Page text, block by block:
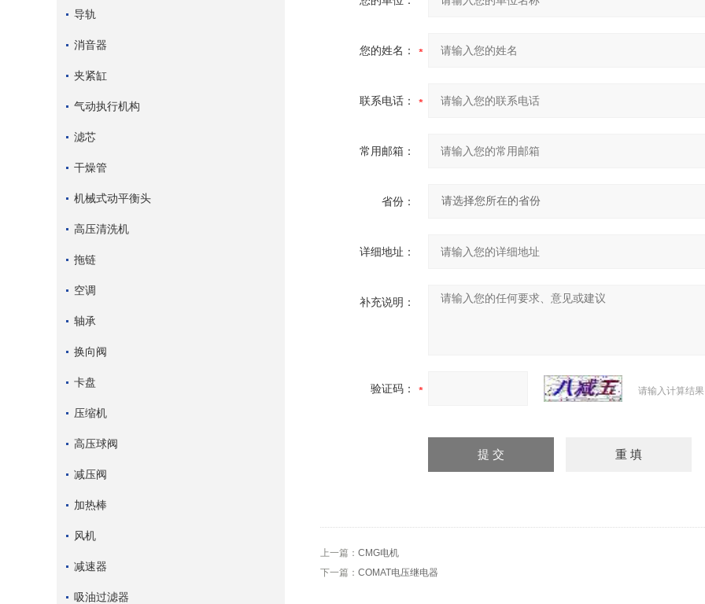
导轨
消音器
夹紧缸
气动执行机构
滤芯
干燥管
机械式动平衡头
高压清洗机
拖链
空调
轴承
换向阀
卡盘
压缩机
高压球阀
减压阀
加热棒
风机
减速器
吸油过滤器
您的姓名：
联系电话：
常用邮箱：
省份：
详细地址：
补充说明：
验证码： 请输入计算结
上一篇： CMG电机
下一篇： COMAT电压继电器